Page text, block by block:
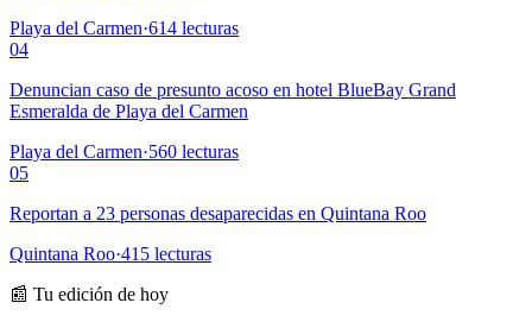
Playa del Carmen·614 lecturas
04
Denuncian caso de presunto acoso en hotel BlueBay Grand
Esmeralda de Playa del Carmen
Playa del Carmen·560 lecturas
05
Reportan a 23 personas desaparecidas en Quintana Roo
Quintana Roo·415 lecturas
📰 Tu edición de hoy